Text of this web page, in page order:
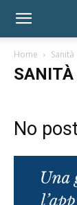
Home Sanità
SANITÀ
No